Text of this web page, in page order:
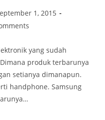
1, 2015
yang sudah
produk terbarunya
setianya dimanapun.
handphone. Samsung